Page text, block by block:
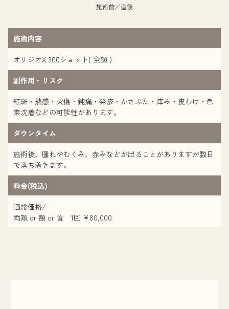
施術前／直後
施術内容
オリジオX 300ショット( 全顔 )
副作用・リスク
紅斑・熱感・火傷・鈍痛・発疹・かさぶた・痒み・皮むけ・色
素沈着などの可能性があります。
ダウンタイム
施術後、腫れやむくみ、赤みなどが出ることがありますが数日
で落ち着きます。
料金(税込)
通常価格/
両頬 or 額 or 首 1回 ¥80,000